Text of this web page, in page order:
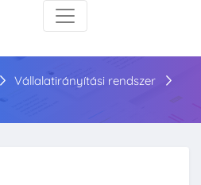
Vállalatirányítási rendszer